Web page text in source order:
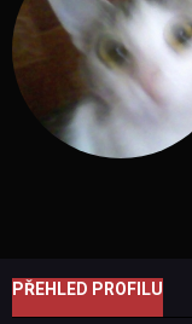
PŘEHLED PROFILU